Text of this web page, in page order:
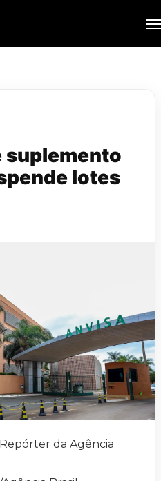
suplemento
lotes
da Agência